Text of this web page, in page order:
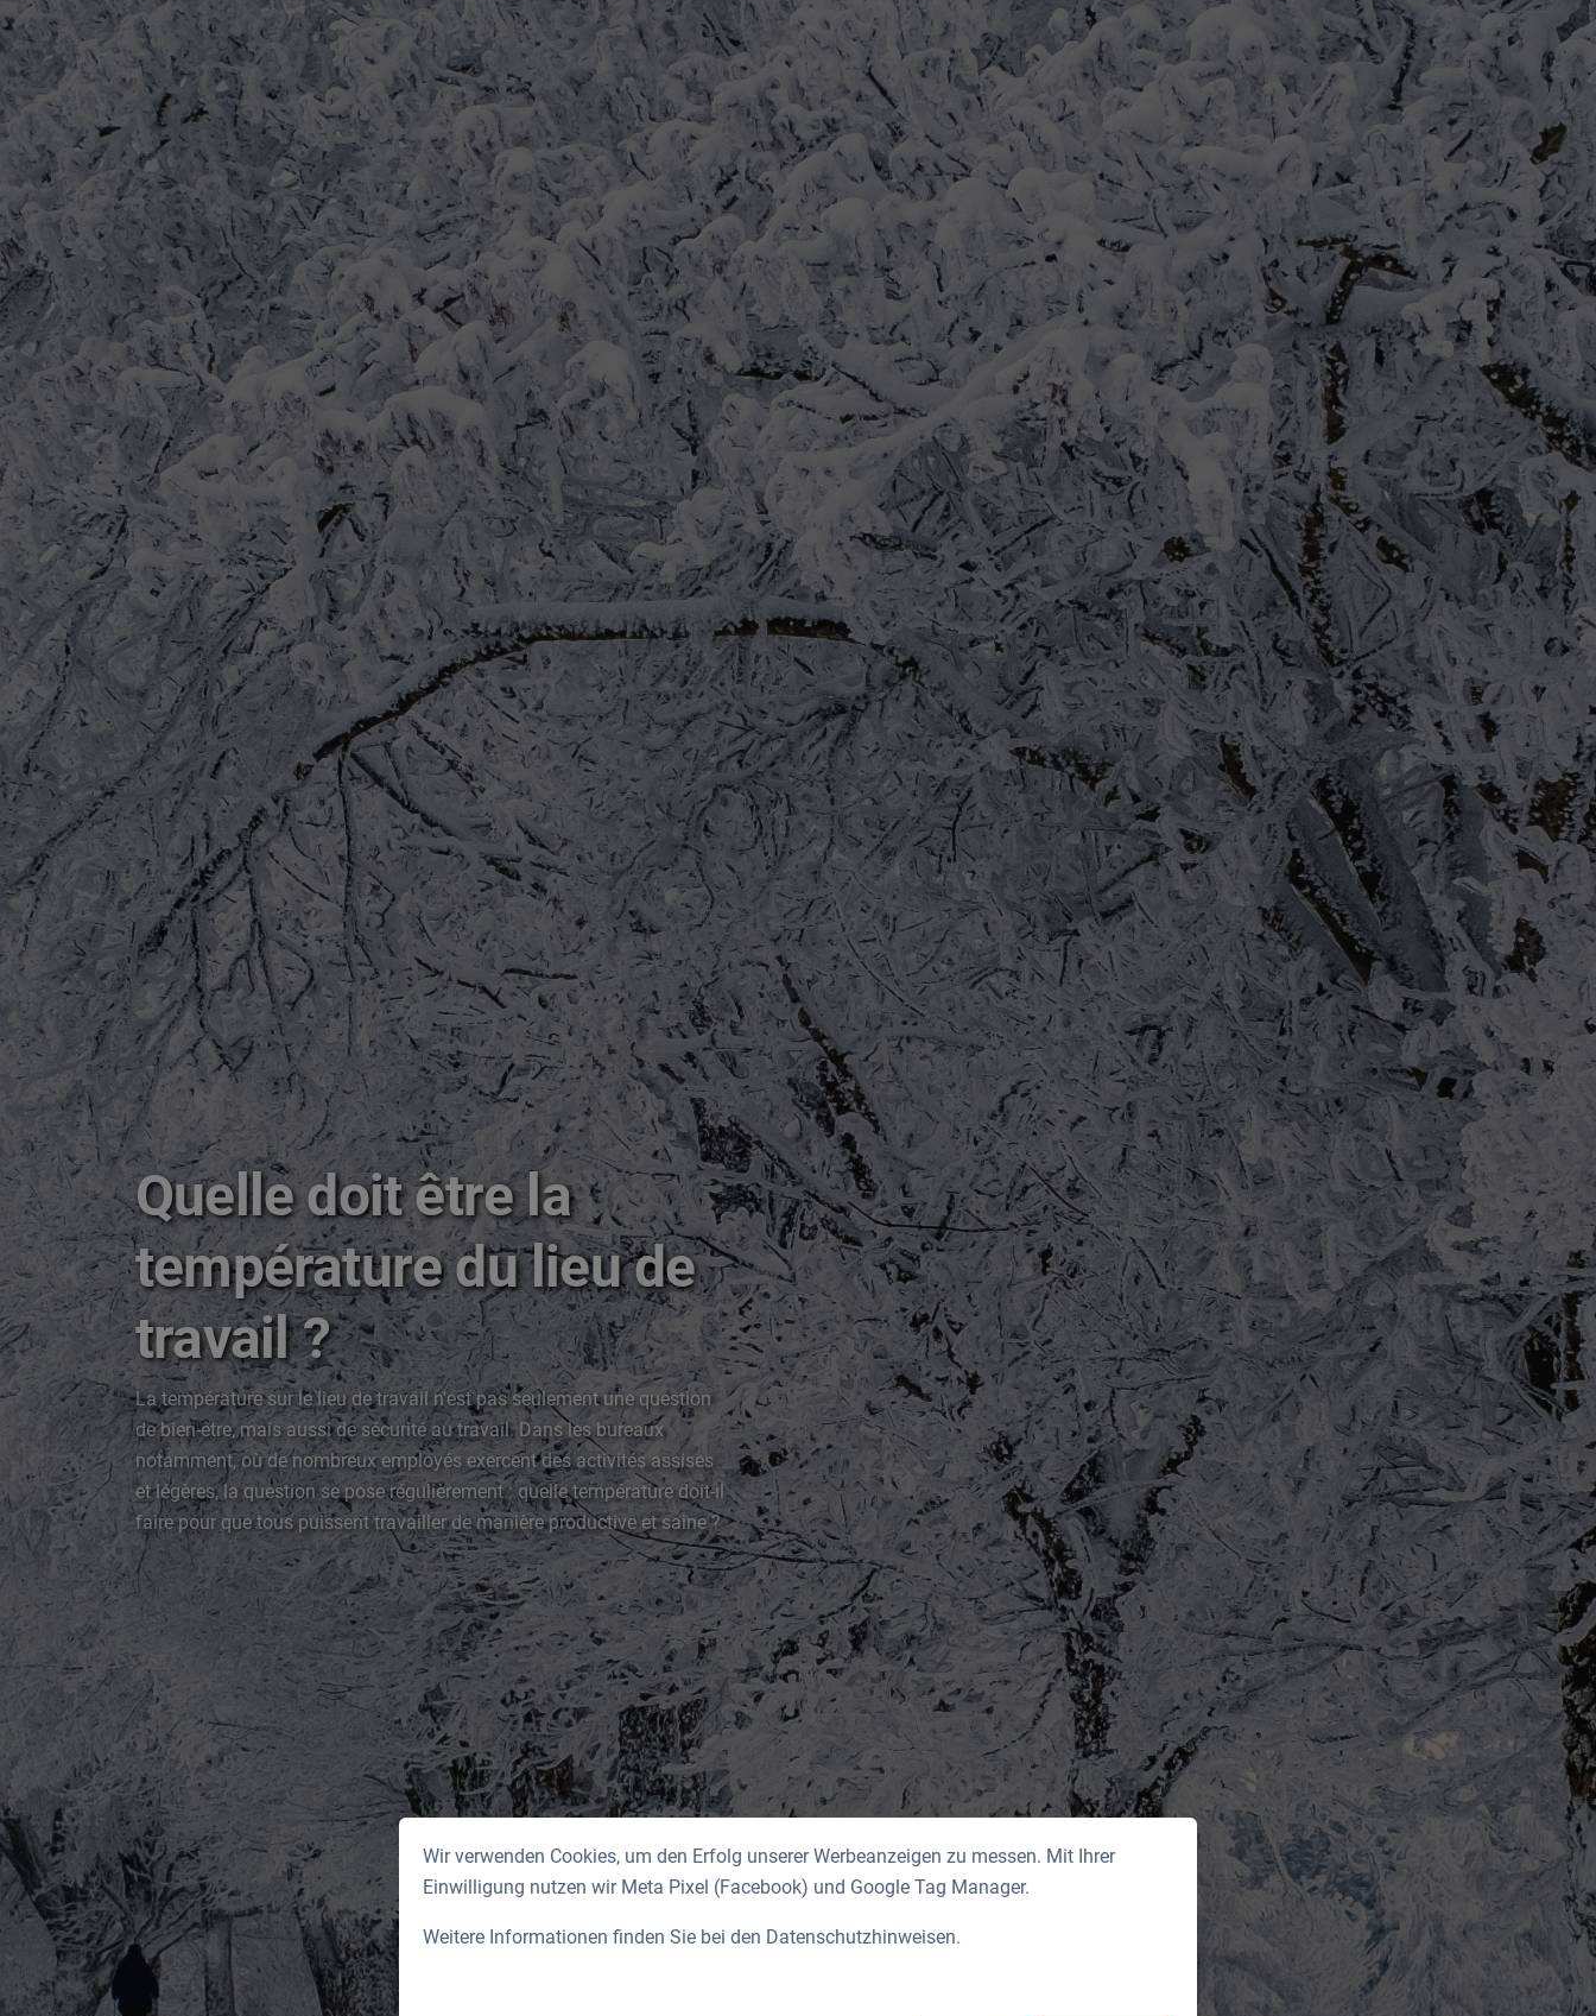
Quelle doit être la
température du lieu de
travail ?
La température sur le lieu de travail n'est pas seulement une question
de bien-être, mais aussi de sécurité au travail. Dans les bureaux
notamment, où de nombreux employés exercent des activités assises
et légères, la question se pose régulièrement : quelle température doit-il
faire pour que tous puissent travailler de manière productive et saine ?
Wir verwenden Cookies, um den Erfolg unserer Werbeanzeigen zu messen. Mit Ihrer
Einwilligung nutzen wir Meta Pixel (Facebook) und Google Tag Manager.
Weitere Informationen finden Sie bei den Datenschutzhinweisen.